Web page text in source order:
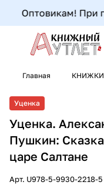
Оптовикам! При
Главная
Уценка
Уценка.
Пушкин:
царе Салтане
Арт. U978-5-9930-2218-5